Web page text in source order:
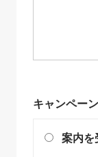
キャンペー
案内を